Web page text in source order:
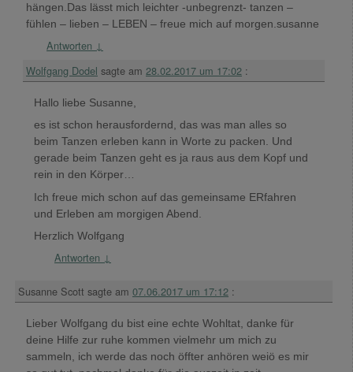
hängen.Das lässt mich leichter -unbegrenzt- tanzen –
fühlen – lieben – LEBEN – freue mich auf morgen.susanne
Antworten ↓
Wolfgang Dodel sagte am 28.02.2017 um 17:02 :
Hallo liebe Susanne,
es ist schon herausfordernd, das was man alles so
beim Tanzen erleben kann in Worte zu packen. Und
gerade beim Tanzen geht es ja raus aus dem Kopf und
rein in den Körper…
Ich freue mich schon auf das gemeinsame ERfahren
und Erleben am morgigen Abend.
Herzlich Wolfgang
Antworten ↓
Susanne Scott sagte am 07.06.2017 um 17:12 :
Lieber Wolfgang du bist eine echte Wohltat, danke für
deine Hilfe zur ruhe kommen vielmehr um mich zu
sammeln, ich werde das noch öffter anhören weiö es mir